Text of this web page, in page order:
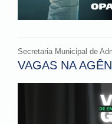
Secretaria Municipal de
VAGAS NA